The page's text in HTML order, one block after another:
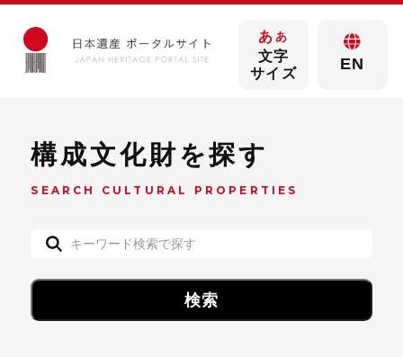
あ あ
文字
サイズ
EN
構成文化財を探す
SEARCH CULTURAL PROPERTIES